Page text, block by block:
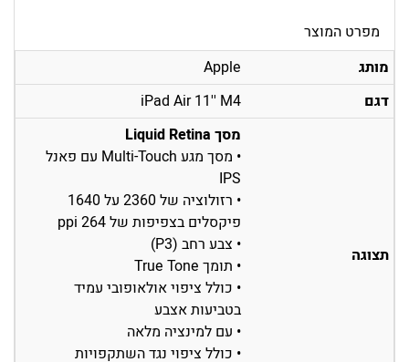
מפרט המוצר
מותג
Apple
דגם
iPad Air 11'' M4
תצוגה
מסך Liquid Retina
• מסך מגע Multi-Touch עם פאנל
IPS
• רזולוציה של 2360 על 1640
פיקסלים בצפיפות של 264 ppi
• צבע רחב (P3)
• תומך True Tone
• כולל ציפוי אולאופובי עמיד
בטביעות אצבע
• עם למינציה מלאה
• כולל ציפוי נגד השתקפויות